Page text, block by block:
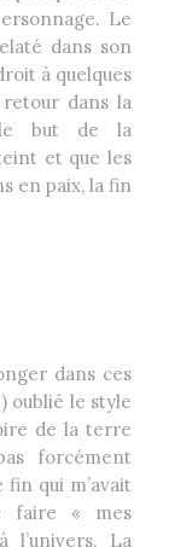
Le
dans son
à quelques
dans la
le but de la
et que les
en paix, la fin
dans ces
oublié le style
de la terre
forcément
qui m’avait
faire « mes
l’univers. La